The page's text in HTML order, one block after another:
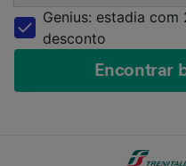
Genius: estadia com
desconto
Encontrar